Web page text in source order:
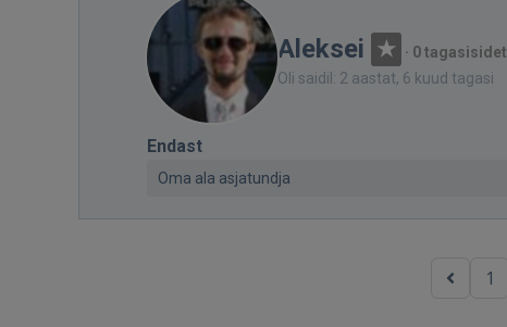
Aleksei · 0 tagasisidet
Oli saidil: 2 aastat, 6 kuud tagasi
Endast
Oma ala asjatundja
1